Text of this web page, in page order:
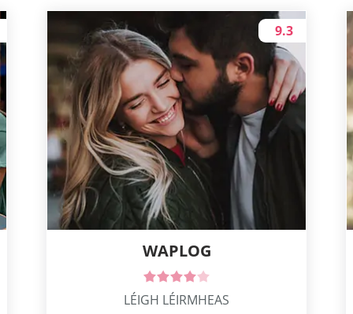
WAPLOG
9.3
LÉIGH LÉIRMHEAS